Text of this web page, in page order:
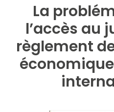
La
l’accès au
règlement